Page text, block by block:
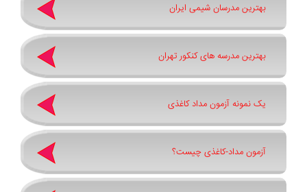
بهترین مدرسان شیمی ایران
بهترین مدرسه های کنکور تهران
یک نمونه آزمون مداد کاغذی
آزمون مداد-کاغذی چیست؟